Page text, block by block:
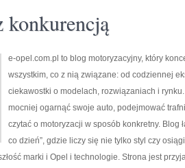
konkurencją
e-opel.com.pl to blog motoryzacyjny, który
wszystkim, co z nią związane: od codziennej
ciekawostki o modelach, rozwiązaniach i
mocniej ogarnąć swoje auto, podejmować
czytać o motoryzacji w sposób konkretny. Blog
co dzień”, gdzie liczy się nie tylko styl czy
marki i Opel i technologie. Strona jest